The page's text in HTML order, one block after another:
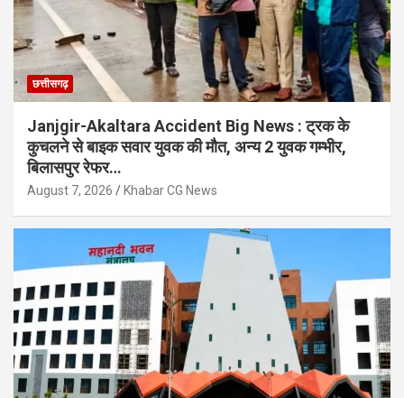
छत्तीसगढ़
Janjgir-Akaltara Accident Big News : ट्रक के
कुचलने से बाइक सवार युवक की मौत, अन्य 2 युवक गम्भीर,
बिलासपुर रेफर…
August 7, 2026 Khabar CG News